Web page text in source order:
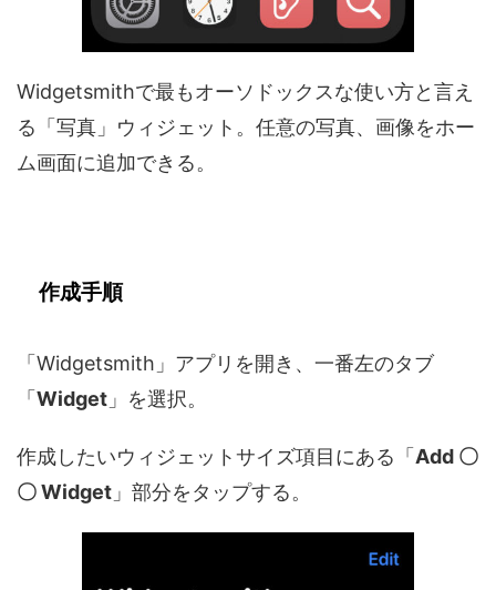
Widgetsmithで最もオーソドックスな使い方と言え
る「写真」ウィジェット。任意の写真、画像をホー
ム画面に追加できる。
作成手順
「Widgetsmith」アプリを開き、一番左のタブ
「 Widget 」を選択。
作成したいウィジェットサイズ項目にある「 Add 〇
〇 Widget 」部分をタップする。